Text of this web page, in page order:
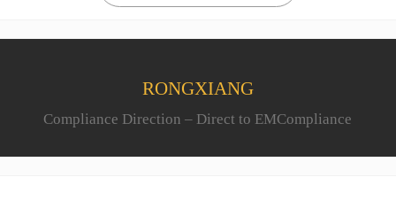
RONGXIANG
Compliance Direction – Direct to EMCompliance